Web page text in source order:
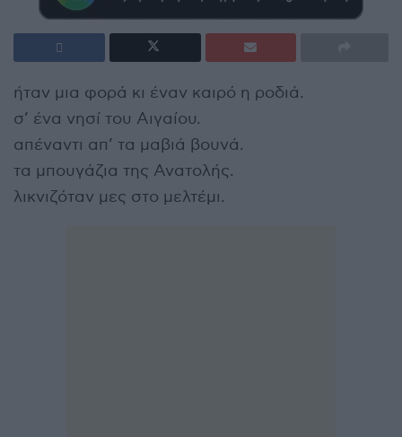
ήταν μια φορά κι έναν καιρό η ροδιά.
σ’ ένα νησί του Αιγαίου.
απέναντι απ’ τα μαβιά βουνά.
τα μπουγάζια της Ανατολής.
λικνιζόταν μες στο μελτέμι.